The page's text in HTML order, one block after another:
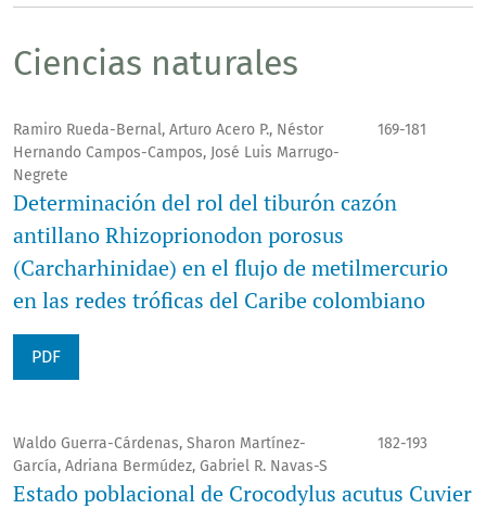
Ciencias naturales
Ramiro Rueda-Bernal, Arturo Acero P., Néstor
Hernando Campos-Campos, José Luis Marrugo-
Negrete
169-181
Determinación del rol del tiburón cazón
antillano Rhizoprionodon porosus
(Carcharhinidae) en el flujo de metilmercurio
en las redes tróficas del Caribe colombiano
PDF
Waldo Guerra-Cárdenas, Sharon Martínez-
García, Adriana Bermúdez, Gabriel R. Navas-S
182-193
Estado poblacional de Crocodylus acutus Cuvier